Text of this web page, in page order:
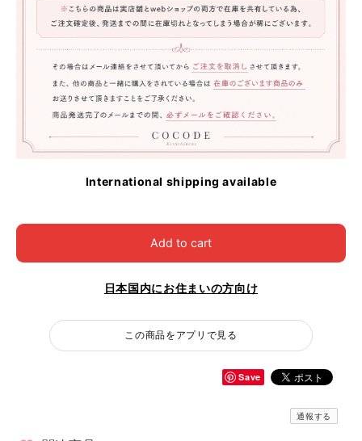
International shipping available
Add to cart
日本国内にお住まいの方向け
この商品をアプリで見る
Save
通報する